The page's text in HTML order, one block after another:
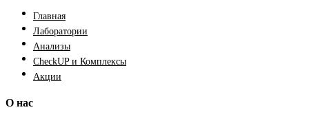
Главная
Лаборатории
Анализы
CheckUP и Комплексы
Акции
О нас